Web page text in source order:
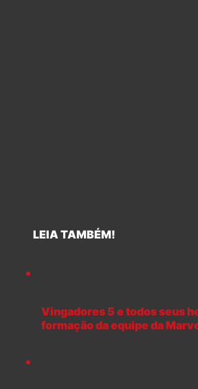
LEIA TAMBÉM!
Vingadores 5 e todos seus
formação da equipe da